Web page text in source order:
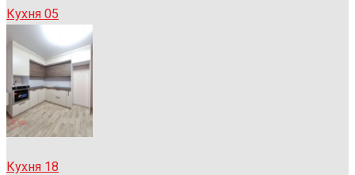
Кухня 05
Кухня 18